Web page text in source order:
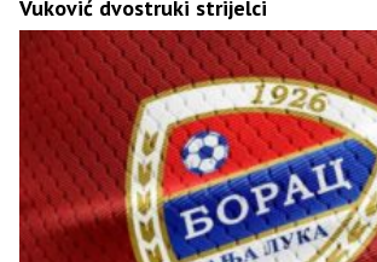
Vuković dvostruki strijelci